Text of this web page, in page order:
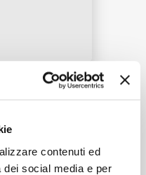
contenuti ed
dei social media e per
03:05